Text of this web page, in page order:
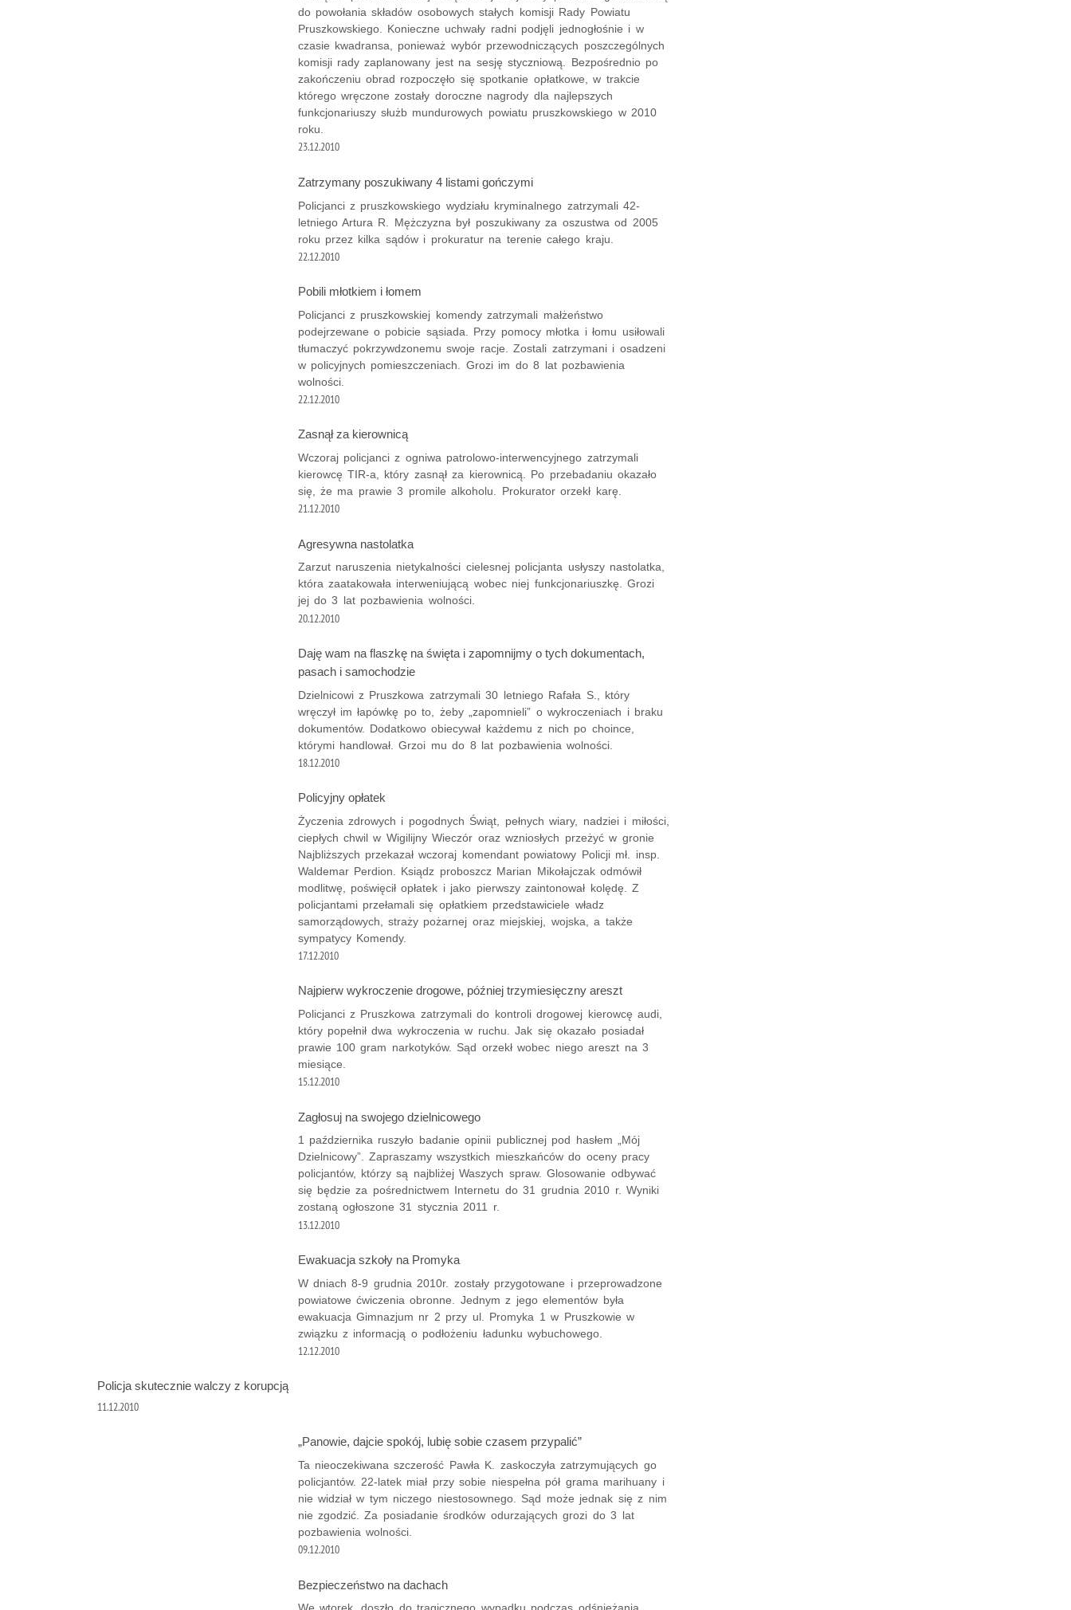
do powołania składów osobowych stałych komisji Rady Powiatu
Pruszkowskiego. Konieczne uchwały radni podjęli jednogłośnie i w
czasie kwadransa, ponieważ wybór przewodniczących poszczególnych
komisji rady zaplanowany jest na sesję styczniową. Bezpośrednio po
zakończeniu obrad rozpoczęło się spotkanie opłatkowe, w trakcie
którego wręczone zostały doroczne nagrody dla najlepszych
funkcjonariuszy służb mundurowych powiatu pruszkowskiego w 2010
roku.
23.12.2010
Zatrzymany poszukiwany 4 listami gończymi
Policjanci z pruszkowskiego wydziału kryminalnego zatrzymali 42-
letniego Artura R. Mężczyzna był poszukiwany za oszustwa od 2005
roku przez kilka sądów i prokuratur na terenie całego kraju.
22.12.2010
Pobili młotkiem i łomem
Policjanci z pruszkowskiej komendy zatrzymali małżeństwo
podejrzewane o pobicie sąsiada. Przy pomocy młotka i łomu usiłowali
tłumaczyć pokrzywdzonemu swoje racje. Zostali zatrzymani i osadzeni
w policyjnych pomieszczeniach. Grozi im do 8 lat pozbawienia
wolności.
22.12.2010
Zasnął za kierownicą
Wczoraj policjanci z ogniwa patrolowo-interwencyjnego zatrzymali
kierowcę TIR-a, który zasnął za kierownicą. Po przebadaniu okazało
się, że ma prawie 3 promile alkoholu. Prokurator orzekł karę.
21.12.2010
Agresywna nastolatka
Zarzut naruszenia nietykalności cielesnej policjanta usłyszy nastolatka,
która zaatakowała interweniującą wobec niej funkcjonariuszkę. Grozi
jej do 3 lat pozbawienia wolności.
20.12.2010
Daję wam na flaszkę na święta i zapomnijmy o tych dokumentach,
pasach i samochodzie
Dzielnicowi z Pruszkowa zatrzymali 30 letniego Rafała S., który
wręczył im łapówkę po to, żeby „zapomnieli” o wykroczeniach i braku
dokumentów. Dodatkowo obiecywał każdemu z nich po choince,
którymi handlował. Grzoi mu do 8 lat pozbawienia wolności.
18.12.2010
Policyjny opłatek
Życzenia zdrowych i pogodnych Świąt, pełnych wiary, nadziei i miłości,
ciepłych chwil w Wigilijny Wieczór oraz wzniosłych przeżyć w gronie
Najbliższych przekazał wczoraj komendant powiatowy Policji mł. insp.
Waldemar Perdion. Ksiądz proboszcz Marian Mikołajczak odmówił
modlitwę, poświęcił opłatek i jako pierwszy zaintonował kolędę. Z
policjantami przełamali się opłatkiem przedstawiciele władz
samorządowych, straży pożarnej oraz miejskiej, wojska, a także
sympatycy Komendy.
17.12.2010
Najpierw wykroczenie drogowe, później trzymiesięczny areszt
Policjanci z Pruszkowa zatrzymali do kontroli drogowej kierowcę audi,
który popełnił dwa wykroczenia w ruchu. Jak się okazało posiadał
prawie 100 gram narkotyków. Sąd orzekł wobec niego areszt na 3
miesiące.
15.12.2010
Zagłosuj na swojego dzielnicowego
1 października ruszyło badanie opinii publicznej pod hasłem „Mój
Dzielnicowy”. Zapraszamy wszystkich mieszkańców do oceny pracy
policjantów, którzy są najbliżej Waszych spraw. Glosowanie odbywać
się będzie za pośrednictwem Internetu do 31 grudnia 2010 r. Wyniki
zostaną ogłoszone 31 stycznia 2011 r.
13.12.2010
Ewakuacja szkoły na Promyka
W dniach 8-9 grudnia 2010r. zostały przygotowane i przeprowadzone
powiatowe ćwiczenia obronne. Jednym z jego elementów była
ewakuacja Gimnazjum nr 2 przy ul. Promyka 1 w Pruszkowie w
związku z informacją o podłożeniu ładunku wybuchowego.
12.12.2010
Policja skutecznie walczy z korupcją
11.12.2010
„Panowie, dajcie spokój, lubię sobie czasem przypalić”
Ta nieoczekiwana szczerość Pawła K. zaskoczyła zatrzymujących go
policjantów. 22-latek miał przy sobie niespełna pół grama marihuany i
nie widział w tym niczego niestosownego. Sąd może jednak się z nim
nie zgodzić. Za posiadanie środków odurzających grozi do 3 lat
pozbawienia wolności.
09.12.2010
Bezpieczeństwo na dachach